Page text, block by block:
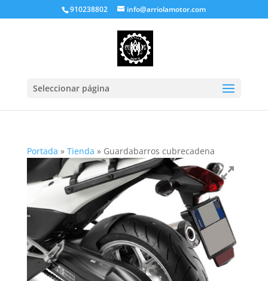
910238802 info@arriolamotor.com
Seleccionar página
Portada » Tienda » Guardabarros cubrecadena